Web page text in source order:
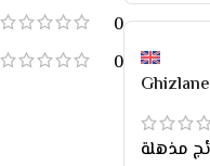
0
0
Ghizlane